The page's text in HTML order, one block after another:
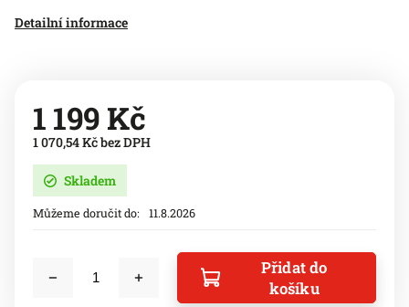
Detailní informace
1 199 Kč
1 070,54 Kč bez DPH
Skladem
Můžeme doručit do: 11.8.2026
Přidat do
košíku